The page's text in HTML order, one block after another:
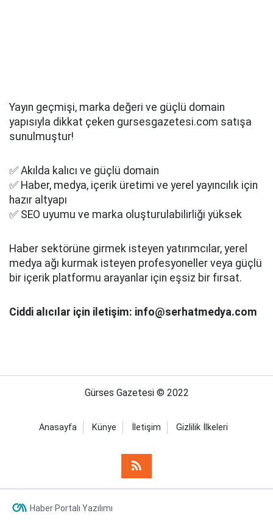
Yayın geçmişi, marka değeri ve güçlü domain
yapısıyla dikkat çeken gursesgazetesi.com satışa
sunulmuştur!
✅ Akılda kalıcı ve güçlü domain
✅ Haber, medya, içerik üretimi ve yerel yayıncılık için
hazır altyapı
✅ SEO uyumu ve marka oluşturulabilirliği yüksek
Haber sektörüne girmek isteyen yatırımcılar, yerel
medya ağı kurmak isteyen profesyoneller veya güçlü
bir içerik platformu arayanlar için eşsiz bir fırsat.
Ciddi alıcılar için iletişim: info@serhatmedya.com
Gürses Gazetesi © 2022
Anasayfa Künye İletişim Gizlilik İlkeleri
Haber Portalı Yazılımı